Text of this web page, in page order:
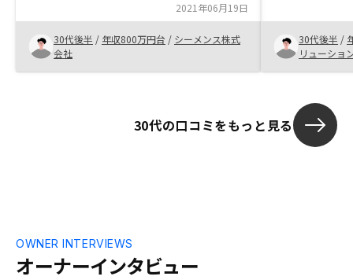
2021年06月19日
30代後半 / 年収800万円台 / シーメンス株式
会社
しとなった。
少し考える余
30代後半 /
リューショ
30代の口コミをもっと見る
オーナーインタビュー
OWNER INTERVIEWS